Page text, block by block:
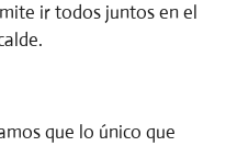
ir todos juntos en el
que lo único que